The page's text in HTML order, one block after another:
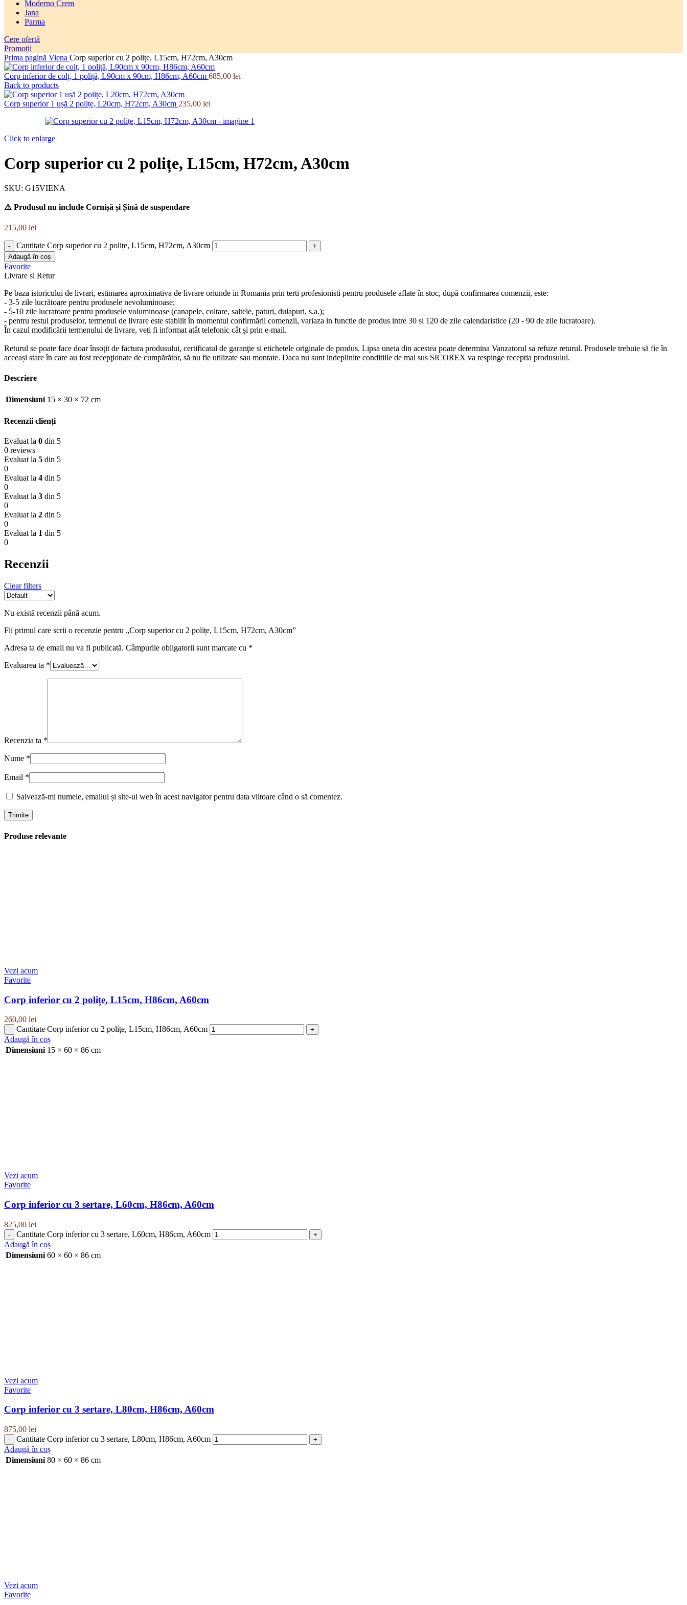
Moderno Crem
Jana
Parma
Cere ofertă
Promoții
Prima pagină Viena Corp superior cu 2 polițe, L15cm, H72cm, A30cm
Corp inferior de colț, 1 poliță, L90cm x 90cm, H86cm, A60cm 685,00 lei
Back to products
Corp superior 1 ușă 2 polițe, L20cm, H72cm, A30cm 235,00 lei
Click to enlarge
Corp superior cu 2 polițe, L15cm, H72cm, A30cm
SKU: G15VIENA
⚠️ Produsul nu include Cornișă și Șină de suspendare
215,00 lei
Cantitate Corp superior cu 2 polițe, L15cm, H72cm, A30cm
Adaugă în coș
Favorite
Livrare si Retur
Pe baza istoricului de livrari, estimarea aproximativa de livrare oriunde in Romania prin terti profesionisti pentru produsele aflate în stoc, după confirmarea comenzii, este:
- 3-5 zile lucrătoare pentru produsele nevoluminoase;
- 5-10 zile lucratoare pentru produsele voluminoase (canapele, coltare, saltele, paturi, dulapuri, s.a.);
- pentru restul produselor, termenul de livrare este stabilit în momentul confirmării comenzii, variaza in functie de produs intre 30 si 120 de zile calendaristice (20 - 90 de zile lucratoare).
În cazul modificării termenului de livrare, veți fi informat atât telefonic cât și prin e-mail.
Returul se poate face doar însoţit de factura produsului, certificatul de garanţie si etichetele originale de produs. Lipsa uneia din acestea poate determina Vanzatorul sa refuze returul. Produsele trebuie să fie în
aceeași stare în care au fost recepţionate de cumpărător, să nu fie utilizate sau montate. Daca nu sunt indeplinite conditiile de mai sus SICOREX va respinge receptia produsului.
Descriere
Dimensiuni 15 × 30 × 72 cm
Recenzii clienți
Evaluat la 0 din 5
0 reviews
Evaluat la 5 din 5
0
Evaluat la 4 din 5
0
Evaluat la 3 din 5
0
Evaluat la 2 din 5
0
Evaluat la 1 din 5
0
Recenzii
Clear filters
Nu există recenzii până acum.
Fii primul care scrii o recenzie pentru „Corp superior cu 2 polițe, L15cm, H72cm, A30cm”
Adresa ta de email nu va fi publicată. Câmpurile obligatorii sunt marcate cu *
Evaluarea ta *
Recenzia ta *
Nume *
Email *
Salvează-mi numele, emailul și site-ul web în acest navigator pentru data viitoare când o să comentez.
Produse relevante
Vezi acum
Favorite
Corp inferior cu 2 polițe, L15cm, H86cm, A60cm
260,00 lei
Cantitate Corp inferior cu 2 polițe, L15cm, H86cm, A60cm
Adaugă în coș
Dimensiuni 15 × 60 × 86 cm
Vezi acum
Favorite
Corp inferior cu 3 sertare, L60cm, H86cm, A60cm
825,00 lei
Cantitate Corp inferior cu 3 sertare, L60cm, H86cm, A60cm
Adaugă în coș
Dimensiuni 60 × 60 × 86 cm
Vezi acum
Favorite
Corp inferior cu 3 sertare, L80cm, H86cm, A60cm
875,00 lei
Cantitate Corp inferior cu 3 sertare, L80cm, H86cm, A60cm
Adaugă în coș
Dimensiuni 80 × 60 × 86 cm
Vezi acum
Favorite